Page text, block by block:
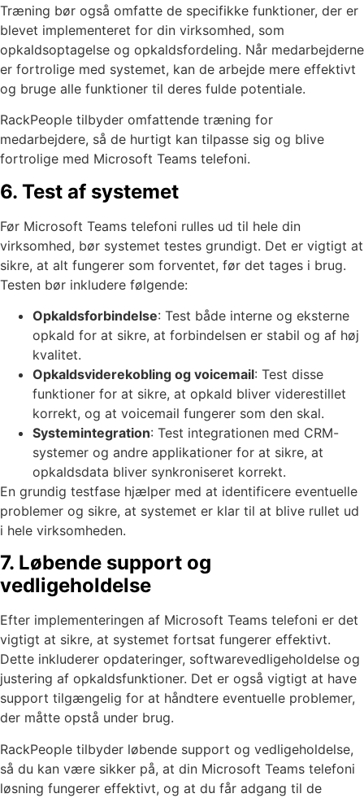
Træning bør også omfatte de specifikke funktioner, der er
blevet implementeret for din virksomhed, som
opkaldsoptagelse og opkaldsfordeling. Når medarbejderne
er fortrolige med systemet, kan de arbejde mere effektivt
og bruge alle funktioner til deres fulde potentiale.
RackPeople tilbyder omfattende træning for
medarbejdere, så de hurtigt kan tilpasse sig og blive
fortrolige med Microsoft Teams telefoni.
6. Test af systemet
Før Microsoft Teams telefoni rulles ud til hele din
virksomhed, bør systemet testes grundigt. Det er vigtigt at
sikre, at alt fungerer som forventet, før det tages i brug.
Testen bør inkludere følgende:
Opkaldsforbindelse: Test både interne og eksterne
opkald for at sikre, at forbindelsen er stabil og af høj
kvalitet.
Opkaldsviderekobling og voicemail: Test disse
funktioner for at sikre, at opkald bliver viderestillet
korrekt, og at voicemail fungerer som den skal.
Systemintegration: Test integrationen med CRM-
systemer og andre applikationer for at sikre, at
opkaldsdata bliver synkroniseret korrekt.
En grundig testfase hjælper med at identificere eventuelle
problemer og sikre, at systemet er klar til at blive rullet ud
i hele virksomheden.
7. Løbende support og
vedligeholdelse
Efter implementeringen af Microsoft Teams telefoni er det
vigtigt at sikre, at systemet fortsat fungerer effektivt.
Dette inkluderer opdateringer, softwarevedligeholdelse og
justering af opkaldsfunktioner. Det er også vigtigt at have
support tilgængelig for at håndtere eventuelle problemer,
der måtte opstå under brug.
RackPeople tilbyder løbende support og vedligeholdelse,
så du kan være sikker på, at din Microsoft Teams telefoni
løsning fungerer effektivt, og at du får adgang til de